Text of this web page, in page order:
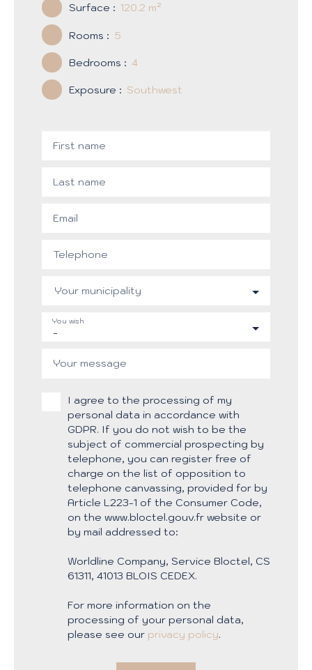
Surface : 120.2 m²
Rooms : 5
Bedrooms : 4
Exposure : Southwest
First name
Last name
Email
Telephone
Your municipality
-
You wish
Your message
I agree to the processing of my
personal data in accordance with
GDPR. If you do not wish to be the
subject of commercial prospecting by
telephone, you can register free of
charge on the list of opposition to
telephone canvassing, provided for by
Article L223-1 of the Consumer Code,
on the www.bloctel.gouv.fr website or
by mail addressed to:
Worldline Company, Service Bloctel, CS
61311, 41013 BLOIS CEDEX.
For more information on the
processing of your personal data,
please see our privacy policy.